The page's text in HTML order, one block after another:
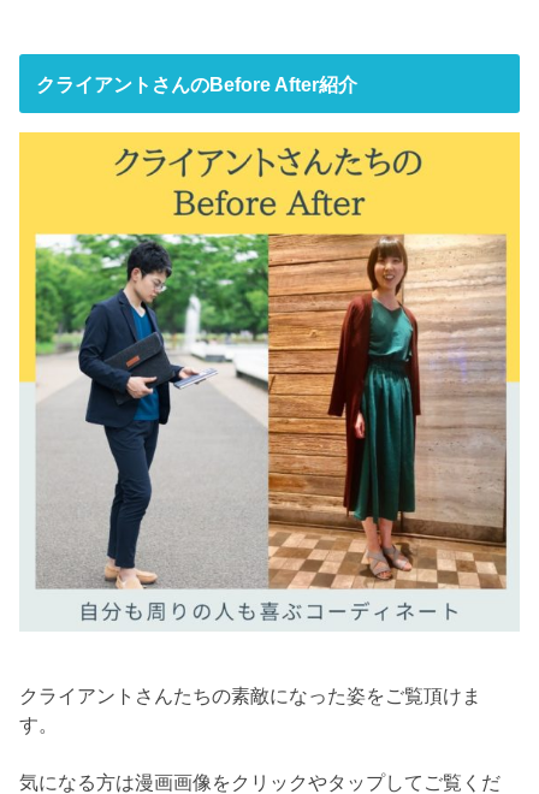
クライアントさんのBefore After紹介
クライアントさんたちの素敵になった姿をご覧頂けま
す。
気になる方は漫画画像をクリックやタップしてご覧くだ